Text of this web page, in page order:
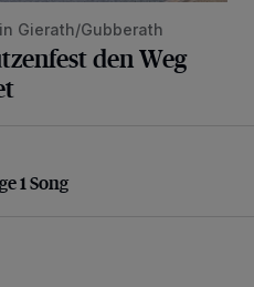
Gierath/Gubberath
den Weg
1 Song
1 Song